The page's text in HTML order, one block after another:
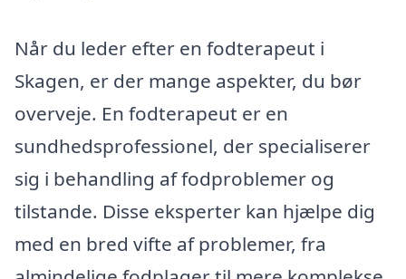
Når du leder efter en fodterapeut i
Skagen, er der mange aspekter, du bør
overveje. En fodterapeut er en
sundhedsprofessionel, der specialiserer
sig i behandling af fodproblemer og
tilstande. Disse eksperter kan hjælpe dig
med en bred vifte af problemer, fra